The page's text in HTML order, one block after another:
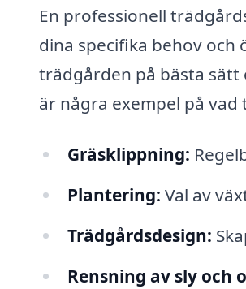
En professionell
dina specifika behov och
trädgården på bästa
är några exempel på
Gräsklippning:
Plantering: Val av
Trädgårdsdesign:
Rensning av sly och